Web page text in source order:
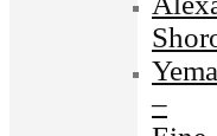
Yema
–